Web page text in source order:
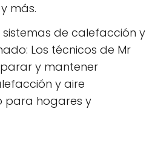
más.
de calefacción y
Los técnicos de Mr
y mantener
y aire
para hogares y